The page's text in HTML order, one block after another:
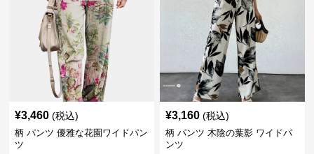
¥3,460 (税込)
柄 パンツ 優雅な花園ワイドパン
ツ
¥3,160 (税込)
柄 パンツ 木陰の葉影 ワイドパ
ンツ